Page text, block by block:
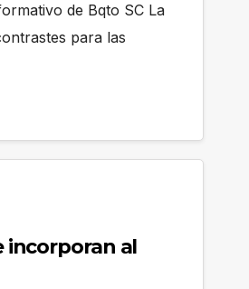
de Bqto SC La
para las
incorporan al